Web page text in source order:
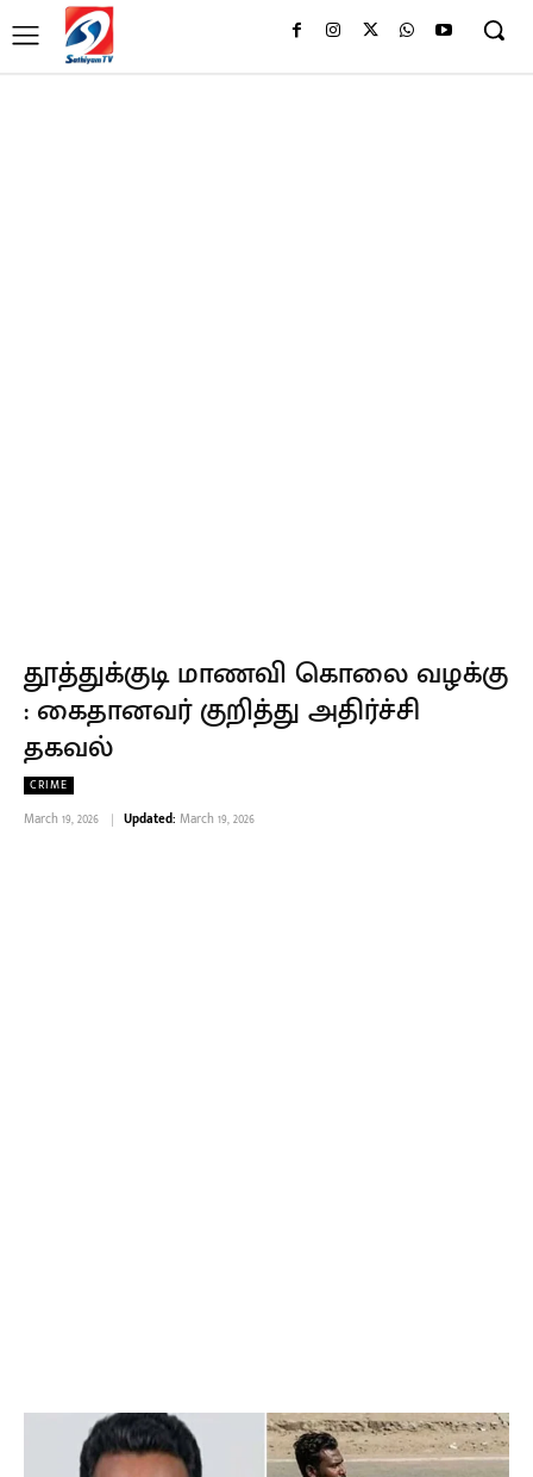
தூத்துக்குடி மாணவி கொலை வழக்கு
: கைதானவர் குறித்து அதிர்ச்சி
தகவல்
CRIME
March 19, 2026 Updated: March 19, 2026